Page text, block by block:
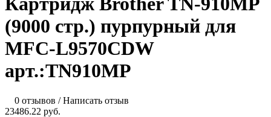
(9000 стр.) пурпурный для
MFC-L9570CDW
арт.:TN910MP
0 отзывов /Написать отзыв
23486.22 руб.